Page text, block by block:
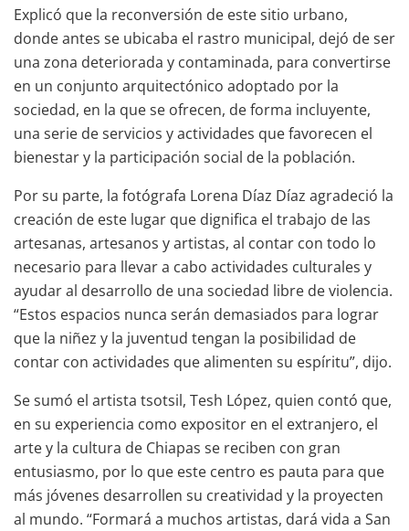
Explicó que la reconversión de este sitio urbano,
donde antes se ubicaba el rastro municipal, dejó de ser
una zona deteriorada y contaminada, para convertirse
en un conjunto arquitectónico adoptado por la
sociedad, en la que se ofrecen, de forma incluyente,
una serie de servicios y actividades que favorecen el
bienestar y la participación social de la población.
Por su parte, la fotógrafa Lorena Díaz Díaz agradeció la
creación de este lugar que dignifica el trabajo de las
artesanas, artesanos y artistas, al contar con todo lo
necesario para llevar a cabo actividades culturales y
ayudar al desarrollo de una sociedad libre de violencia.
“Estos espacios nunca serán demasiados para lograr
que la niñez y la juventud tengan la posibilidad de
contar con actividades que alimenten su espíritu”, dijo.
Se sumó el artista tsotsil, Tesh López, quien contó que,
en su experiencia como expositor en el extranjero, el
arte y la cultura de Chiapas se reciben con gran
entusiasmo, por lo que este centro es pauta para que
más jóvenes desarrollen su creatividad y la proyecten
al mundo. “Formará a muchos artistas, dará vida a San